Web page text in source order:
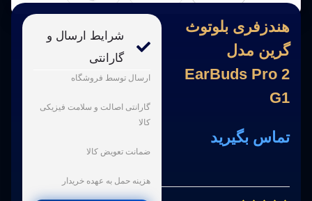
هندزفری بلوتوث
گرین مدل
EarBuds Pro 2
G1
تماس بگیرید
شرایط ارسال و
گارانتی
ارسال توسط فروشگاه
گارانتی اصالت و سلامت فیزیکی
کالا
ضمانت تعویض کالا
هزینه حمل به عهده خریدار